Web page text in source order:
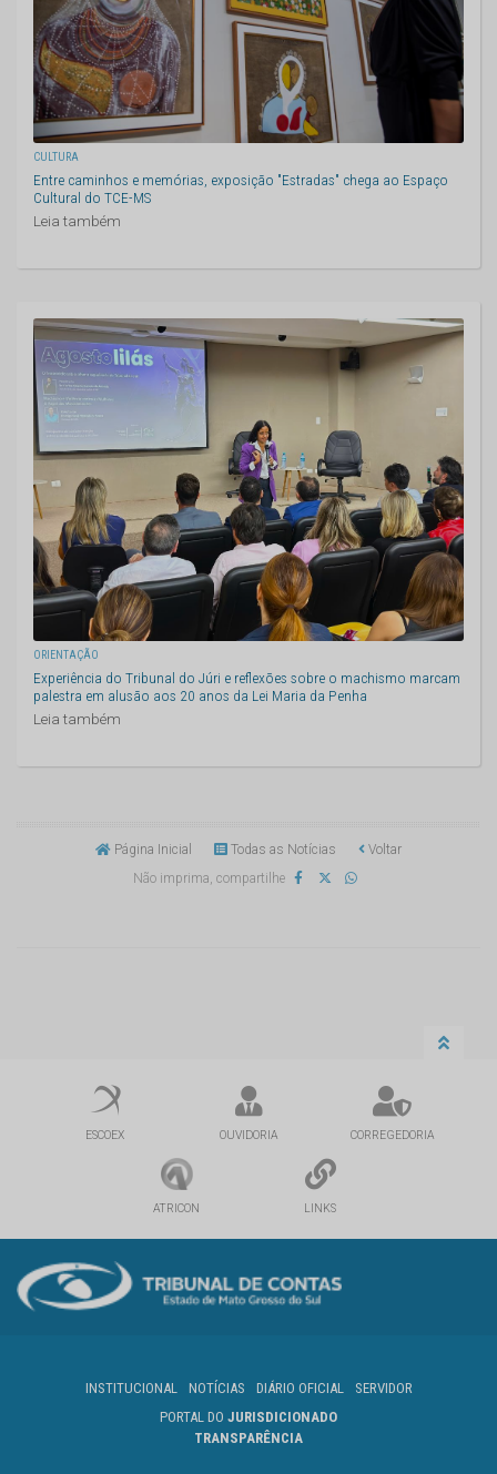
CULTURA
Entre caminhos e memórias, exposição "Estradas" chega ao Espaço
Cultural do TCE-MS
Leia também
ORIENTAÇÃO
Experiência do Tribunal do Júri e reflexões sobre o machismo marcam
palestra em alusão aos 20 anos da Lei Maria da Penha
Leia também
Página Inicial Todas as Notícias
Voltar
Não imprima, compartilhe
ESCOEX OUVIDORIA CORREGEDORIA
ATRICON LINKS
INSTITUCIONAL NOTÍCIAS DIÁRIO OFICIAL
SERVIDOR
PORTAL DO JURISDICIONADO
TRANSPARÊNCIA